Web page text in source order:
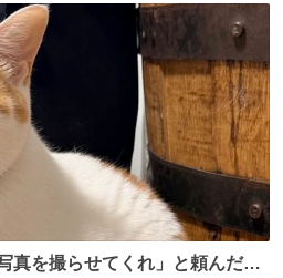
真を撮らせてくれ」と頼んだら